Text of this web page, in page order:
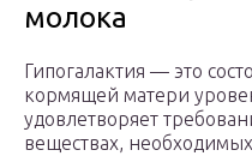
молока
Гипогалактия — это
кормящей матери
удовлетворяет
веществах,